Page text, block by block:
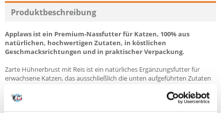
Produktbeschreibung
Applaws ist ein Premium-Nassfutter für Katzen, 100% aus
natürlichen, hochwertigen Zutaten, in köstlichen
Geschmacksrichtungen und in praktischer Verpackung.
Zarte Hühnerbrust mit Reis ist ein natürliches Ergänzungsfutter für
erwachsene Katzen, das ausschließlich die unten aufgeführten Zutaten